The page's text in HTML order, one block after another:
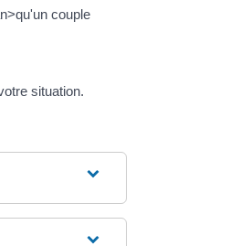
couple
situation.